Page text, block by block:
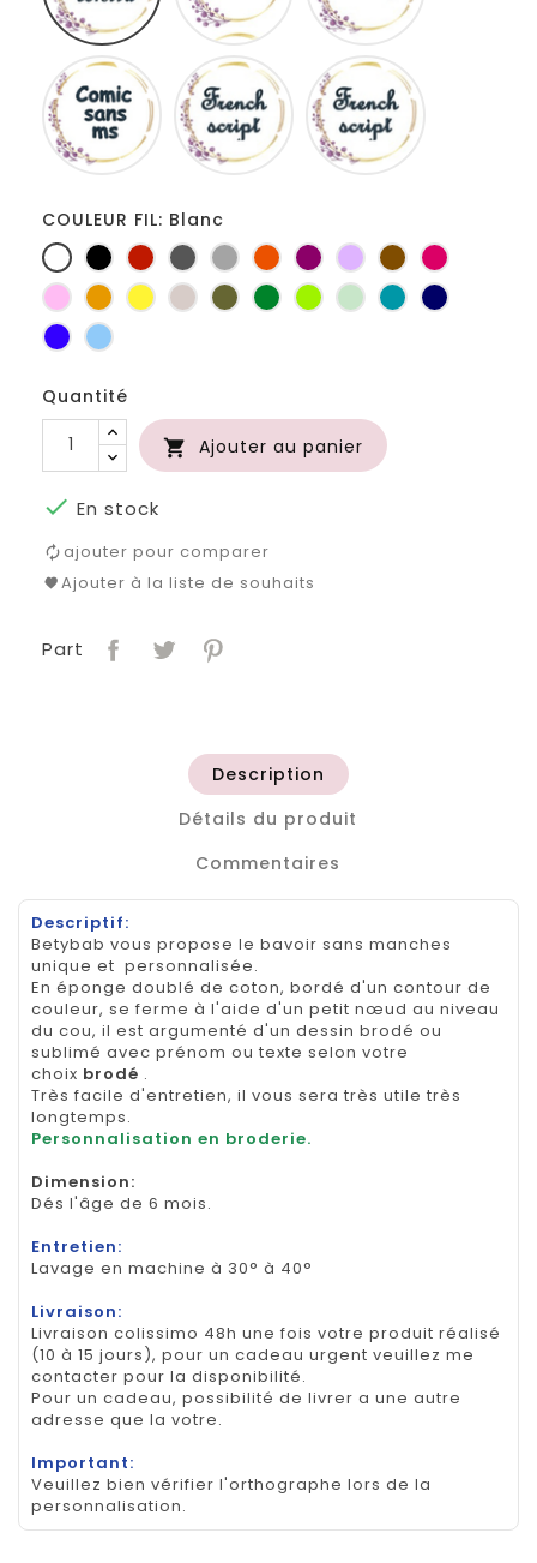
Comic
sans
ms
French
script
COULEUR FIL: Blanc
BlancNoir RougeGris
foncé
Gris
clair
Orange
PruneLilasMarronFuchsia
RoseJaune
d'or
jauneFicelleKaki Vert
bouteille
Anis Vert
d'eau
Turquoise
Marine
Bleu
roi
Bleu
Quantité
 Ajouter au panier
 En stock
ajouter pour comparer
Ajouter à la liste de souhaits
Part
Description
Détails du produit
Commentaires
Descriptif:
Betybab vous propose le bavoir sans manches
unique et personnalisée.
En éponge doublé de coton, bordé d'un contour de
couleur, se ferme à l'aide d'un petit nœud au niveau
du cou, il est argumenté d'un dessin brodé ou
sublimé avec prénom ou texte selon votre
choix brodé .
Très facile d'entretien, il vous sera très utile très
longtemps.
Personnalisation en broderie.
Dimension:
Dés l'âge de 6 mois.
Entretien:
Lavage en machine à 30° à 40°
Livraison:
Livraison colissimo 48h une fois votre produit réalisé
(10 à 15 jours), pour un cadeau urgent veuillez me
contacter pour la disponibilité.
Pour un cadeau, possibilité de livrer a une autre
adresse que la votre.
Important:
Veuillez bien vérifier l'orthographe lors de la
personnalisation.